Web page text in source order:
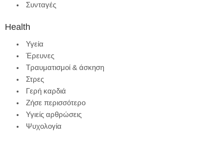
Συνταγές
Health
Υγεία
Έρευνες
Τραυματισμοί & άσκηση
Στρες
Γερή καρδιά
Ζήσε περισσότερο
Υγιείς αρθρώσεις
Ψυχολογία